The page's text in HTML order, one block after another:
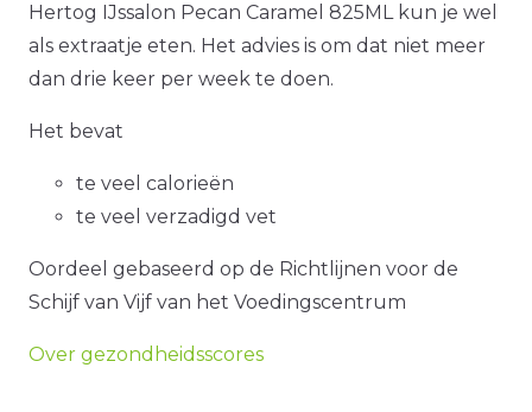
Hertog IJssalon Pecan Caramel 825ML kun je wel
als extraatje eten. Het advies is om dat niet meer
dan drie keer per week te doen.
Het bevat
te veel calorieën
te veel verzadigd vet
Oordeel gebaseerd op de Richtlijnen voor de
Schijf van Vijf van het Voedingscentrum
Over gezondheidsscores